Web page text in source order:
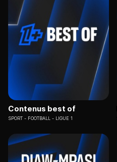
Contenus best of
SPORT FOOTBALL - LIGUE 1